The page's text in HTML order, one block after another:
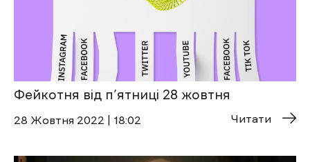
Фейкотня від п’ятниці 28 жовтня
28 Жовтня 2022 | 18:02 Читати